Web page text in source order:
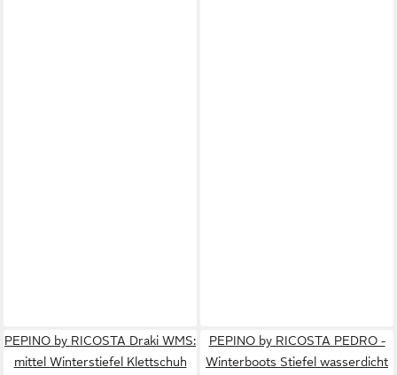
PEPINO by RICOSTA Draki WMS:
mittel Winterstiefel Klettschuh
PEPINO by RICOSTA PEDRO -
Winterboots Stiefel wasserdicht